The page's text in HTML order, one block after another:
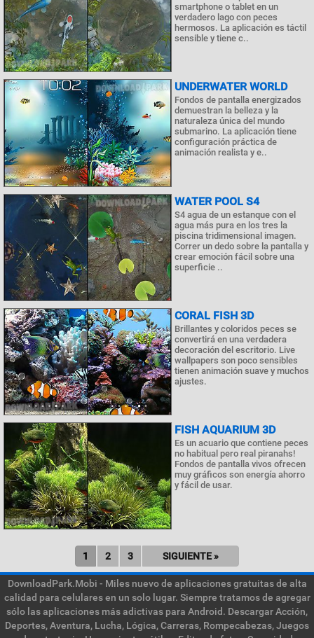
smartphone o tablet en un
verdadero lago con peces
hermosos. La aplicación es táctil
sensible y tiene c..
UNDERWATER WORLD
Fondos de pantalla energizados
demuestran la belleza y la
naturaleza única del mundo
submarino. La aplicación tiene
configuración práctica de
animación realista y e..
WATER POOL S4
S4 agua de un estanque con el
agua más pura en los tres la
piscina tridimensional imagen.
Correr un dedo sobre la pantalla y
crear emoción fácil sobre una
superficie ..
CORAL FISH 3D
Brillantes y coloridos peces se
convertirá en una verdadera
decoración del escritorio. Live
wallpapers son poco sensibles
tienen animación suave y muchos
ajustes.
FISH AQUARIUM 3D
Es un acuario que contiene peces
no habitual pero real piranahs!
Fondos de pantalla vivos ofrecen
muy gráficos son energía ahorro
y fácil de usar.
1 2 3 SIGUIENTE »
DownloadPark.Mobi - Miles nuevo de aplicaciones gratuitas de alta
calidad para celulares en un solo lugar. Siempre tratamos de agregar
sólo las aplicaciones más adictivas para Android. Descargar Acción,
Deportes, Aventura, Lucha, Lógica, Carreras, Rompecabezas, Juegos